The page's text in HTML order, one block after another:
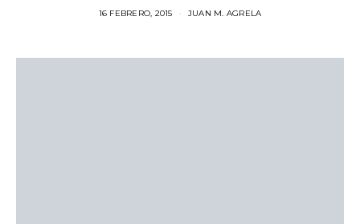
16 FEBRERO, 2015 JUAN M. AGRELA